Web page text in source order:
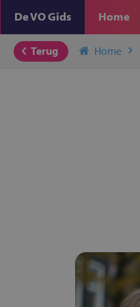
De VO Gids Home
Terug Home